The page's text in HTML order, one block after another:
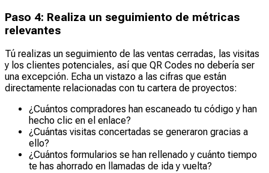
Paso 4: Realiza un seguimiento de métricas
relevantes
Tú realizas un seguimiento de las ventas cerradas, las visitas
y los clientes potenciales, así que QR Codes no debería ser
una excepción. Echa un vistazo a las cifras que están
directamente relacionadas con tu cartera de proyectos:
¿Cuántos compradores han escaneado tu código y han
hecho clic en el enlace?
¿Cuántas visitas concertadas se generaron gracias a
ello?
¿Cuántos formularios se han rellenado y cuánto tiempo
te has ahorrado en llamadas de ida y vuelta?